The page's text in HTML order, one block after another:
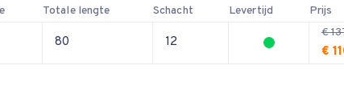
Totale lengte Schacht Levertijd Prijs
80 12
€
€